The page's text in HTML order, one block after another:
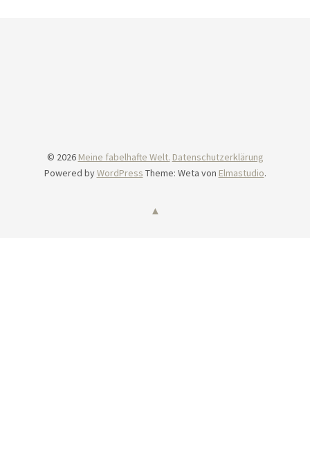
© 2026 Meine fabelhafte Welt. Datenschutzerklärung
Powered byWordPress Theme: Weta von Elmastudio.